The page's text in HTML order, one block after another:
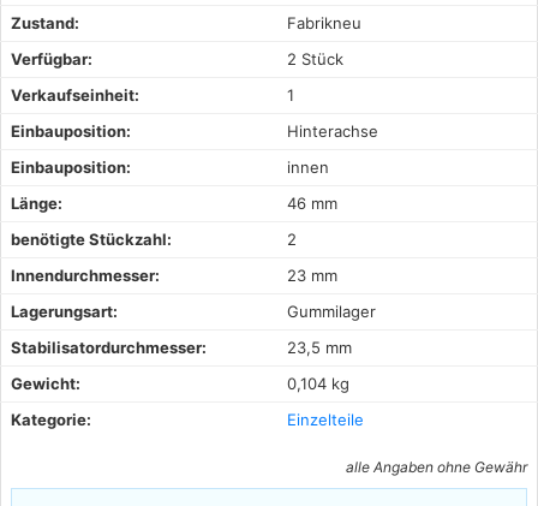
Zustand:
Fabrikneu
Verfügbar:
2 Stück
Verkaufseinheit:
1
Einbauposition:
Hinterachse
Einbauposition:
innen
Länge:
46 mm
benötigte Stückzahl:
2
Innendurchmesser:
23 mm
Lagerungsart:
Gummilager
Stabilisatordurchmesser:
23,5 mm
Gewicht:
0,104 kg
Kategorie:
Einzelteile
alle Angaben ohne Gewähr